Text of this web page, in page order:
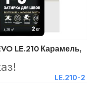
LE.210 Карамель,
LE.210-2